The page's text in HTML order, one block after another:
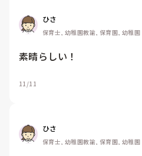
ひさ
保育士, 幼稚園教諭, 保育園, 幼稚園
素晴らしい！
11/11
ひさ
保育士, 幼稚園教諭, 保育園, 幼稚園